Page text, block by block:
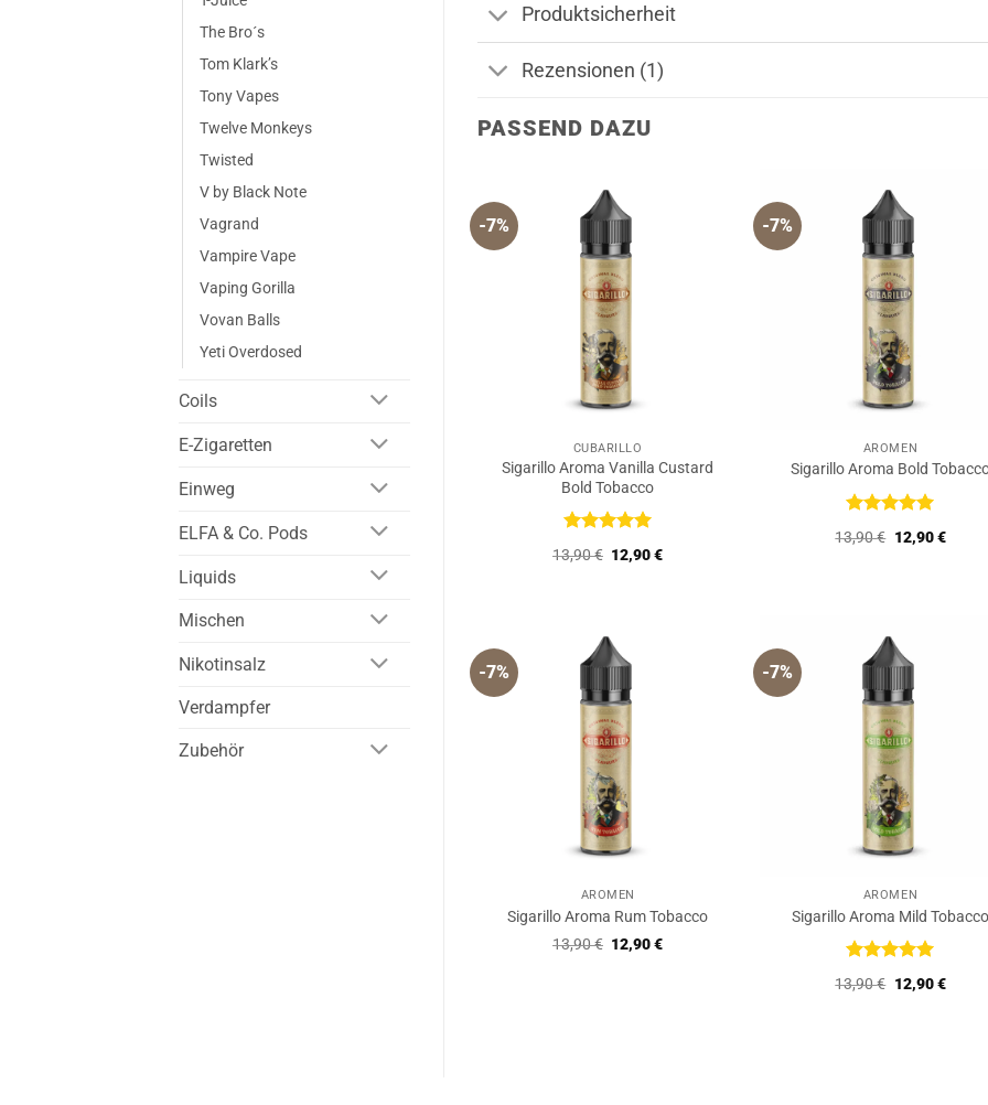
The Bro´s
Tom Klark’s
Tony Vapes
Twelve Monkeys
Twisted
V by Black Note
Vagrand
Vampire Vape
Vaping Gorilla
Vovan Balls
Yeti Overdosed
Coils
E-Zigaretten
Einweg
ELFA & Co. Pods
Liquids
Mischen
Nikotinsalz
Verdampfer
Zubehör
Produktsicherheit
Rezensionen (1)
PASSEND DAZU
-7%
CUBARILLO
Sigarillo Aroma Vanilla Custard
Bold Tobacco
Bewertet
mit 5 von
13,90€ Ursprünglicher
12,90€Aktueller
-7%
AROMEN
Sigarillo Aroma Bold
Bewertet
mit 5 von
13,90€ Ursprünglicher
12,90€
-7%
AROMEN
Sigarillo Aroma Rum Tobacco
13,90€ Ursprünglicher
12,90€Aktueller
-7%
AROMEN
Sigarillo Aroma Mild Tobacco
Bewertet
mit 5 von
13,90€ Ursprünglicher
12,90€